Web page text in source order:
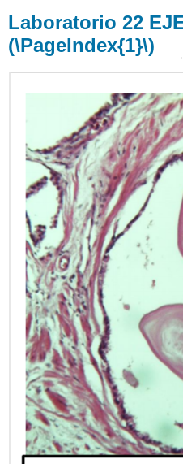
Laboratorio 22
(\PageIndex{1}\)